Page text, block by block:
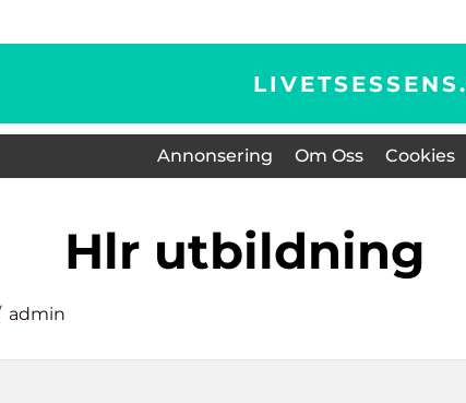
LIVETSESSENS.
Annonsering Om Oss Cookies
hlr utbildning
admin